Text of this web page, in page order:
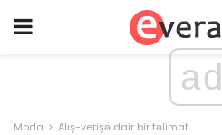
ad
Moda Alış-verişə dair bir təlimat